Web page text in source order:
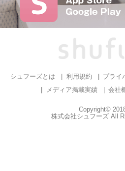
シュフーズとは 利用規約 プライ
メディア掲載実績
会社
Copyright©
株式会社シュフーズ All